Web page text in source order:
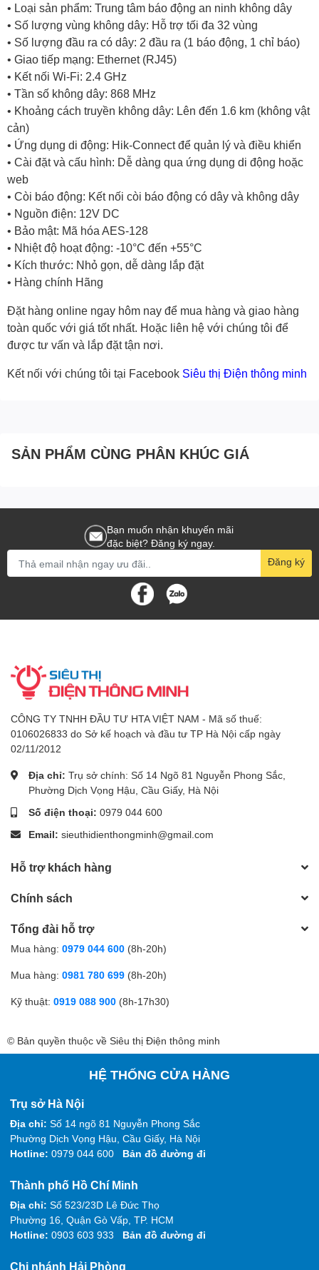
• Loại sản phẩm: Trung tâm báo động an ninh không dây
• Số lượng vùng không dây: Hỗ trợ tối đa 32 vùng
• Số lượng đầu ra có dây: 2 đầu ra (1 báo động, 1 chỉ báo)
• Giao tiếp mạng: Ethernet (RJ45)
• Kết nối Wi-Fi: 2.4 GHz
• Tần số không dây: 868 MHz
• Khoảng cách truyền không dây: Lên đến 1.6 km (không vật
cản)
• Ứng dụng di động: Hik-Connect để quản lý và điều khiển
• Cài đặt và cấu hình: Dễ dàng qua ứng dụng di động hoặc
web
• Còi báo động: Kết nối còi báo động có dây và không dây
• Nguồn điện: 12V DC
• Bảo mật: Mã hóa AES-128
• Nhiệt độ hoạt động: -10°C đến +55°C
• Kích thước: Nhỏ gọn, dễ dàng lắp đặt
• Hàng chính Hãng
Đặt hàng online ngay hôm nay để mua hàng và giao hàng
toàn quốc với giá tốt nhất. Hoặc liên hệ với chúng tôi để
được tư vấn và lắp đặt tận nơi.
Kết nối với chúng tôi tại Facebook Siêu thị Điện thông minh
SẢN PHẨM CÙNG PHÂN KHÚC GIÁ
Bạn muốn nhận khuyến mãi
đặc biệt? Đăng ký ngay.
Đăng ký
CÔNG TY TNHH ĐẦU TƯ HTA VIỆT NAM - Mã số thuế:
0106026833 do Sở kế hoạch và đầu tư TP Hà Nội cấp ngày
02/11/2012
Địa chỉ: Trụ sở chính: Số 14 Ngõ 81 Nguyễn Phong Sắc,
Phường Dịch Vọng Hậu, Cầu Giấy, Hà Nội
Số điện thoại: 0979 044 600
Email: sieuthidienthongminh@gmail.com
Hỗ trợ khách hàng
Chính sách
Tổng đài hỗ trợ
Mua hàng: 0979 044 600 (8h-20h)
Mua hàng: 0981 780 699 (8h-20h)
Kỹ thuật: 0919 088 900 (8h-17h30)
© Bản quyền thuộc về Siêu thị Điện thông minh
HỆ THỐNG CỬA HÀNG
Trụ sở Hà Nội
Địa chỉ: Số 14 ngõ 81 Nguyễn Phong Sắc
Phường Dịch Vọng Hậu, Cầu Giấy, Hà Nội
Hotline: 0979 044 600 Bản đồ đường đi
Thành phố Hồ Chí Minh
Địa chỉ: Số 523/23D Lê Đức Thọ
Phường 16, Quận Gò Vấp, TP. HCM
Hotline: 0903 603 933 Bản đồ đường đi
Chi nhánh Hải Phòng